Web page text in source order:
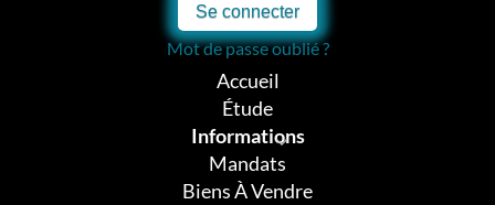
Se connecter
Mot de passe oublié ?
Accueil
Étude
Informations
Mandats
Biens À Vendre